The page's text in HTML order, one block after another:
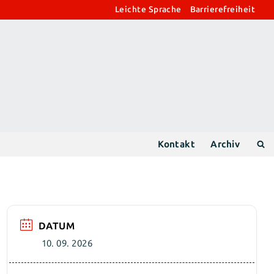
Leichte Sprache Barrierefreiheit
Kontakt Archiv
DATUM
10. 09. 2026